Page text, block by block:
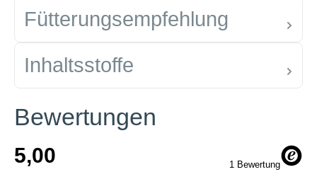
Fütterungsempfehlung
Inhaltsstoffe
Bewertungen